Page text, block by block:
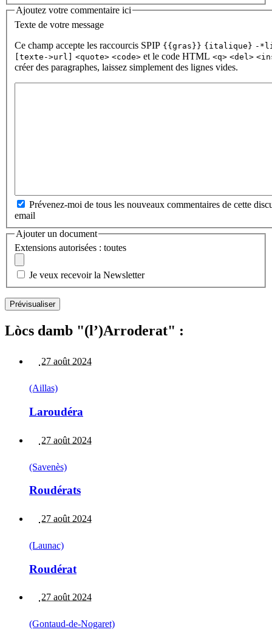
Ajoutez votre commentaire ici
Texte de votre message
Ce champ accepte les raccourcis SPIP {{gras}} {italique} -
[texte->url] <quote> <code> et le code HTML <q> <del>
créer des paragraphes, laissez simplement des lignes vides.
Prévenez-moi de tous les nouveaux commentaires de cette
email
Ajouter un document
Extensions autorisées : toutes
Je veux recevoir la Newsletter
Lòcs damb "(l’)Arroderat" :
27 août 2024
(Aillas)
Laroudéra
27 août 2024
(Savenès)
Roudérats
27 août 2024
(Launac)
Roudérat
27 août 2024
(Gontaud-de-Nogaret)